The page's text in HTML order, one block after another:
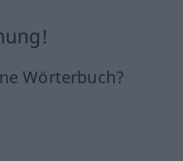
Wörterbuch?